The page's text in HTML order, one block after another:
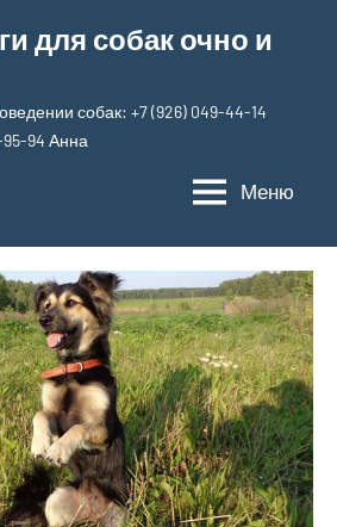
для собак очно и
собак: +7 (926) 049-44-14
95-94 Анна
Меню